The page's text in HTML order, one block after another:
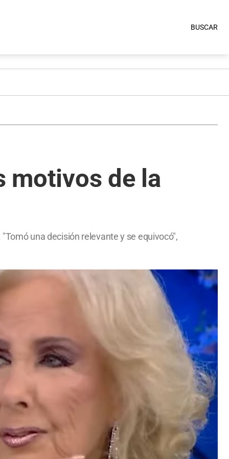
BUSCAR
motivos de la
una decisión relevante y se equivocó",